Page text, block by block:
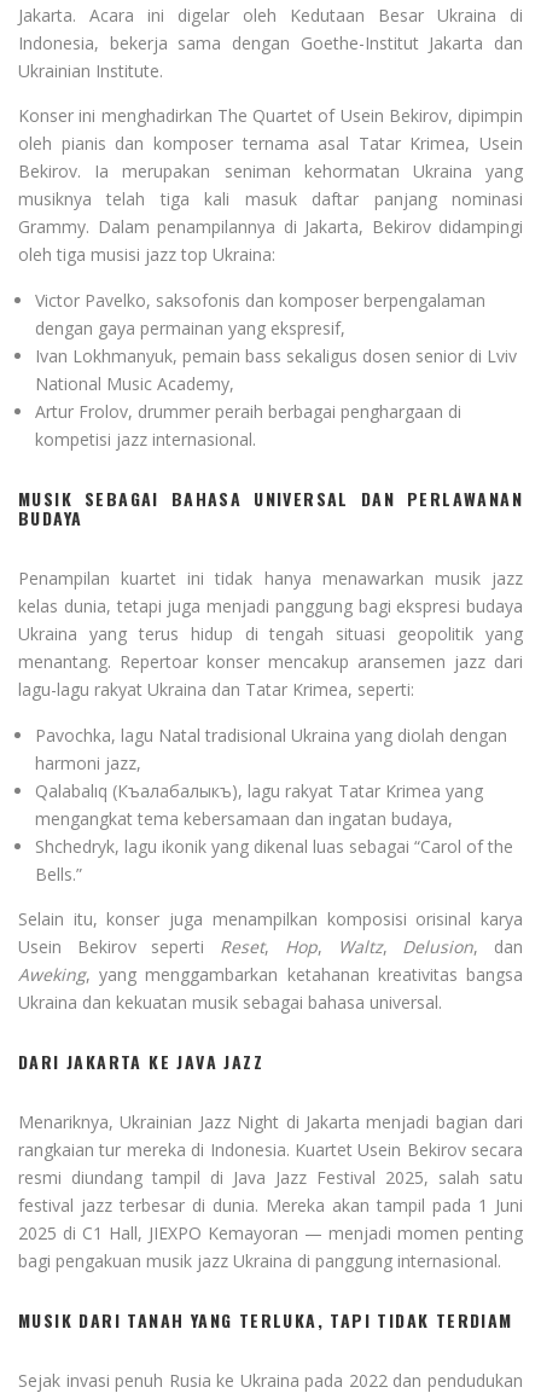
Jakarta. Acara ini digelar oleh Kedutaan Besar Ukraina di
Indonesia, bekerja sama dengan Goethe-Institut Jakarta dan
Ukrainian Institute.
Konser ini menghadirkan The Quartet of Usein Bekirov, dipimpin
oleh pianis dan komposer ternama asal Tatar Krimea, Usein
Bekirov. Ia merupakan seniman kehormatan Ukraina yang
musiknya telah tiga kali masuk daftar panjang nominasi
Grammy. Dalam penampilannya di Jakarta, Bekirov didampingi
oleh tiga musisi jazz top Ukraina:
Victor Pavelko, saksofonis dan komposer berpengalaman
dengan gaya permainan yang ekspresif,
Ivan Lokhmanyuk, pemain bass sekaligus dosen senior di Lviv
National Music Academy,
Artur Frolov, drummer peraih berbagai penghargaan di
kompetisi jazz internasional.
MUSIK SEBAGAI BAHASA UNIVERSAL DAN PERLAWANAN
BUDAYA
Penampilan kuartet ini tidak hanya menawarkan musik jazz
kelas dunia, tetapi juga menjadi panggung bagi ekspresi budaya
Ukraina yang terus hidup di tengah situasi geopolitik yang
menantang. Repertoar konser mencakup aransemen jazz dari
lagu-lagu rakyat Ukraina dan Tatar Krimea, seperti:
Pavochka, lagu Natal tradisional Ukraina yang diolah dengan
harmoni jazz,
Qalabalıq (Къалабалыкъ), lagu rakyat Tatar Krimea yang
mengangkat tema kebersamaan dan ingatan budaya,
Shchedryk, lagu ikonik yang dikenal luas sebagai “Carol of the
Bells.”
Selain itu, konser juga menampilkan komposisi orisinal karya
Usein Bekirov seperti Reset, Hop, Waltz, Delusion, dan
Aweking, yang menggambarkan ketahanan kreativitas bangsa
Ukraina dan kekuatan musik sebagai bahasa universal.
DARI JAKARTA KE JAVA JAZZ
Menariknya, Ukrainian Jazz Night di Jakarta menjadi bagian dari
rangkaian tur mereka di Indonesia. Kuartet Usein Bekirov secara
resmi diundang tampil di Java Jazz Festival 2025, salah satu
festival jazz terbesar di dunia. Mereka akan tampil pada 1 Juni
2025 di C1 Hall, JIEXPO Kemayoran — menjadi momen penting
bagi pengakuan musik jazz Ukraina di panggung internasional.
MUSIK DARI TANAH YANG TERLUKA, TAPI TIDAK TERDIAM
Sejak invasi penuh Rusia ke Ukraina pada 2022 dan pendudukan